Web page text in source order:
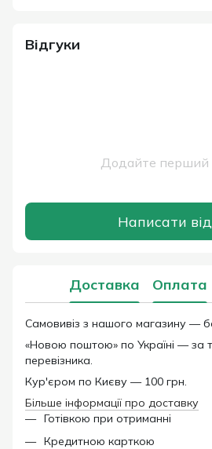
Відгуки
Додайте перший
Написати
Доставка Оплата
Самовивіз з нашого магазину —
«Новою поштою» по Україні — за
перевізника.
Кур'єром по Києву — 100 грн.
Більше інформації про доставку
Готівкою при отриманні
Кредитною карткою